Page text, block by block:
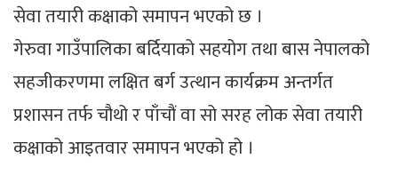
सेवा तयारी कक्षाको समापन भएको छ ।
गेरुवा गाउँपालिका बर्दियाको सहयोग तथा बास नेपालको
सहजीकरणमा लक्षित बर्ग उत्थान कार्यक्रम अन्तर्गत
प्रशासन तर्फ चौथो र पाँचौं वा सो सरह लोक सेवा तयारी
कक्षाको आइतवार समापन भएको हो ।